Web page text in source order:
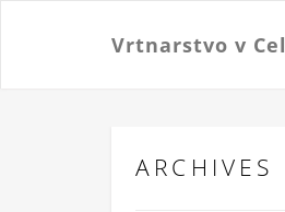
Vrtnarstvo v
ARCHIVES